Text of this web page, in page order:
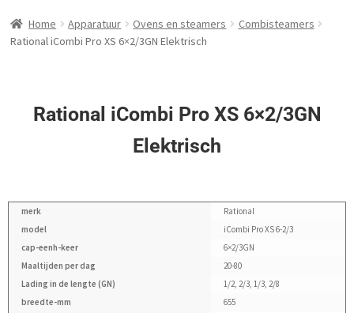
Home Apparatuur Ovens en steamers
Combisteamers
Rational iCombi Pro XS 6×2/3GN Elektrisch
Rational iCombi Pro XS 6×2/3GN
Elektrisch
merk
Rational
model
iCombi Pro XS 6-2/3
cap-eenh-keer
6×2/3GN
Maaltijden per dag
20-80
Lading in de lengte (GN)
1/2, 2/3, 1/3, 2/8
breedte-mm
655